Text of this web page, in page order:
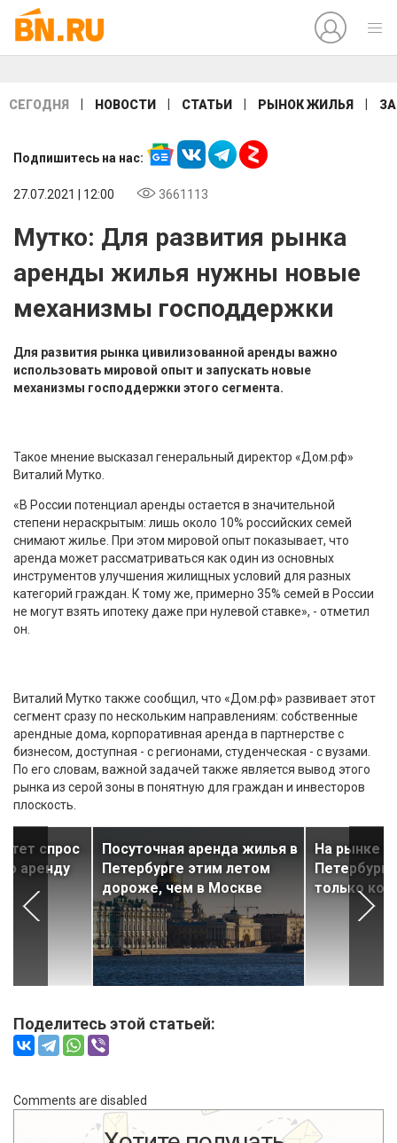
СЕГОДНЯ НОВОСТИ СТАТЬИ РЫНОК ЖИЛЬЯ
Подпишитесь на нас:
27.07.2021 | 12:00 3661113
Мутко: Для развития рынка
аренды жилья нужны новые
механизмы господдержки
Для развития рынка цивилизованной аренды важно
использовать мировой опыт и запускать новые
механизмы господдержки этого сегмента.
Такое мнение высказал генеральный директор «Дом.рф»
Виталий Мутко.
«В России потенциал аренды остается в значительной
степени нераскрытым: лишь около 10% российских семей
снимают жилье. При этом мировой опыт показывает, что
аренда может рассматриваться как один из основных
инструментов улучшения жилищных условий для разных
категорий граждан. К тому же, примерно 35% семей в России
не могут взять ипотеку даже при нулевой ставке», - отметил
он.
Виталий Мутко также сообщил, что «Дом.рф» развивает этот
сегмент сразу по нескольким направлениям: собственные
арендные дома, корпоративная аренда в партнерстве с
бизнесом, доступная - с регионами, студенческая - с вузами.
По его словам, важной задачей также является вывод этого
рынка из серой зоны в понятную для граждан и инвесторов
плоскость.
спрос
аренду
Посуточная аренда жилья в
Петербурге этим летом
дороже, чем в Москве
На рынке
только
Поделитесь этой статьей:
Comments are disabled